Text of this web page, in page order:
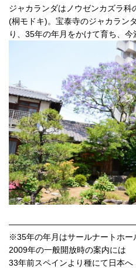
ジャカランダはノウゼンカズラ
(桐モドキ)。宝泰寺のジャカラン
り、35年の年月をかけて育ち、
※35年の年月はサールナートホー
2009年の一般開放時の案内には
33年前スペインより種にて日本へ